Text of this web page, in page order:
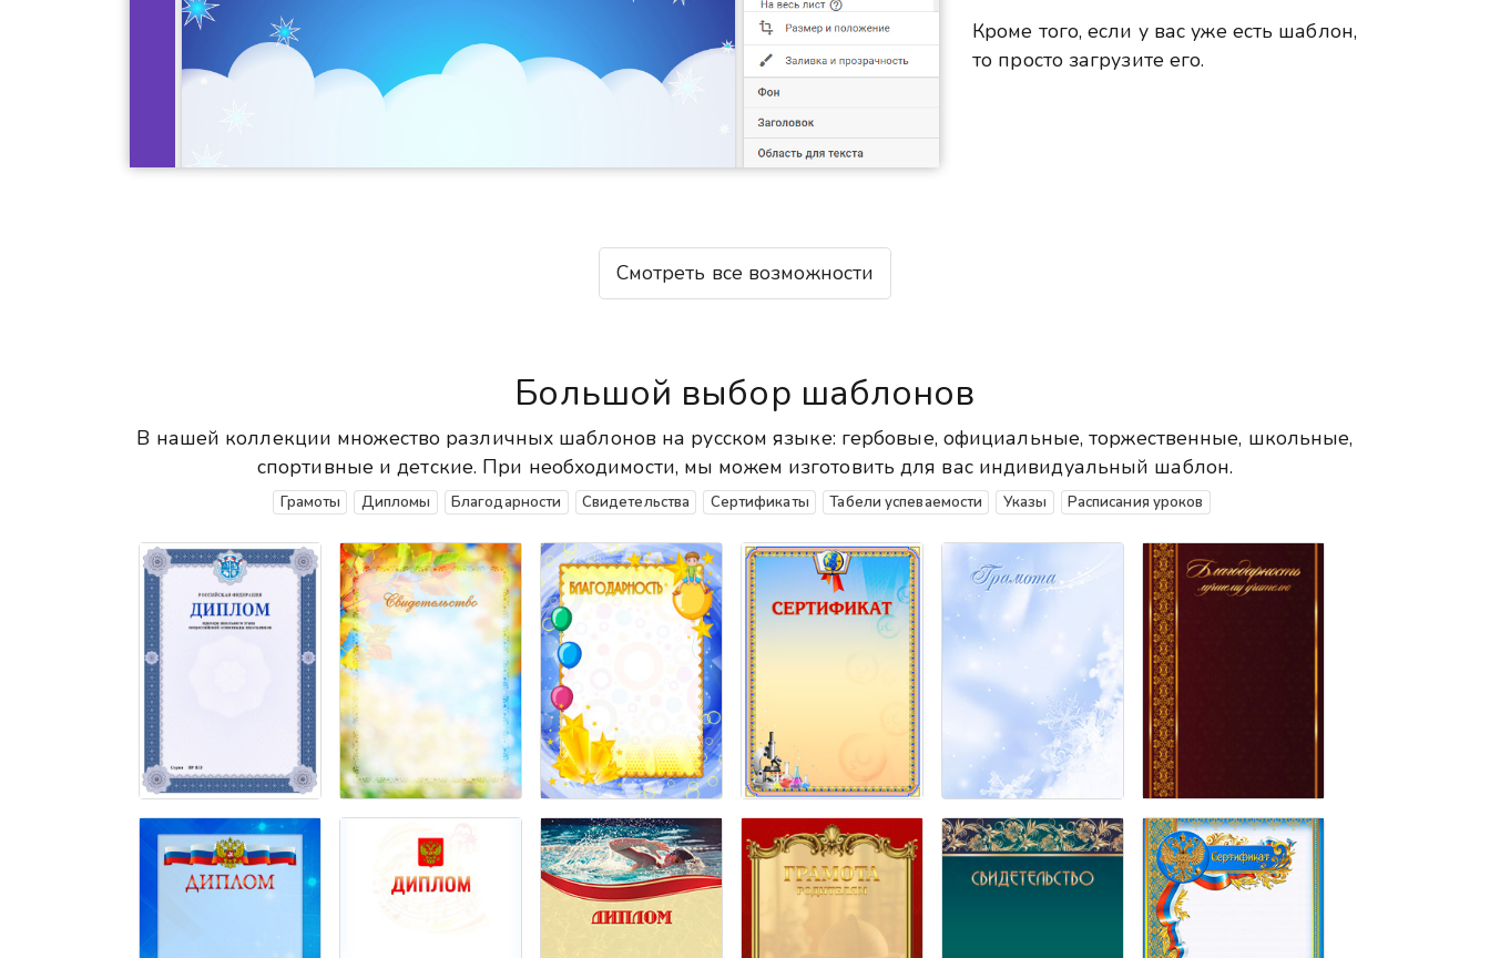
Кроме того, если у вас уже есть шаблон,
то просто загрузите его.
Смотреть все возможности
Большой выбор шаблонов
В нашей коллекции множество различных шаблонов на русском языке: гербовые, официальные, торжественные, школьные,
спортивные и детские. При необходимости, мы можем изготовить для вас индивидуальный шаблон.
Грамоты Дипломы Благодарности Свидетельства Сертификаты Табели успеваемости Указы Расписания уроков